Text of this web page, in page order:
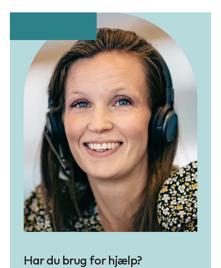
Har du brug for hjælp?